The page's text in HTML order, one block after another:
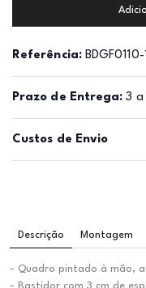
Referência: BDGF0110-
Prazo de Entrega: 3 a
Custos de Envio
Descrição Montagem
- Quadro pintado à mão,